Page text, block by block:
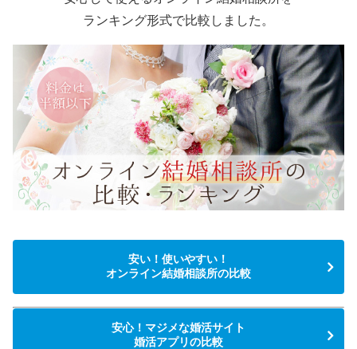
ランキング形式で比較しました。
安い！使いやすい！
オンライン結婚相談所の比較
安心！マジメな婚活サイト
婚活アプリの比較